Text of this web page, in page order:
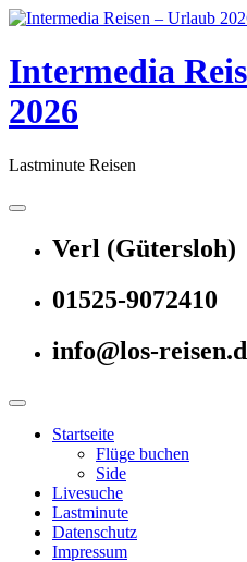
Skip
content
Intermedia
2026
Lastminute Reisen
Verl (Gütersloh)
01525-9072410
info@los-
Startseite
Flüge buchen
Side
Livesuche
Lastminute
Datenschutz
Impressum